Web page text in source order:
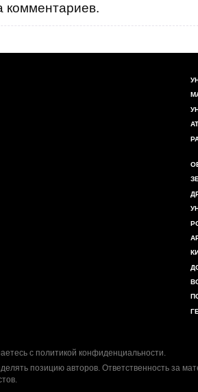
комментариев.
с политикой конфиденциальности.
позицию авторов. Ответственность за